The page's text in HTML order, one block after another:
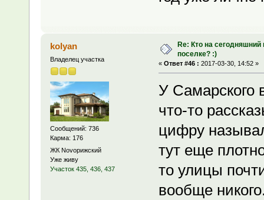
kolyan
Владелец участка
Сообщений: 736
Карма: 176
ЖК Novoрижский
Уже живу
Участок 435, 436, 437
Re: Кто на
поселке? :)
« Ответ #46 : 2017-03-30, 14:52 »
У Самарского
что-то
цифру
тут еще
то улицы
вообще